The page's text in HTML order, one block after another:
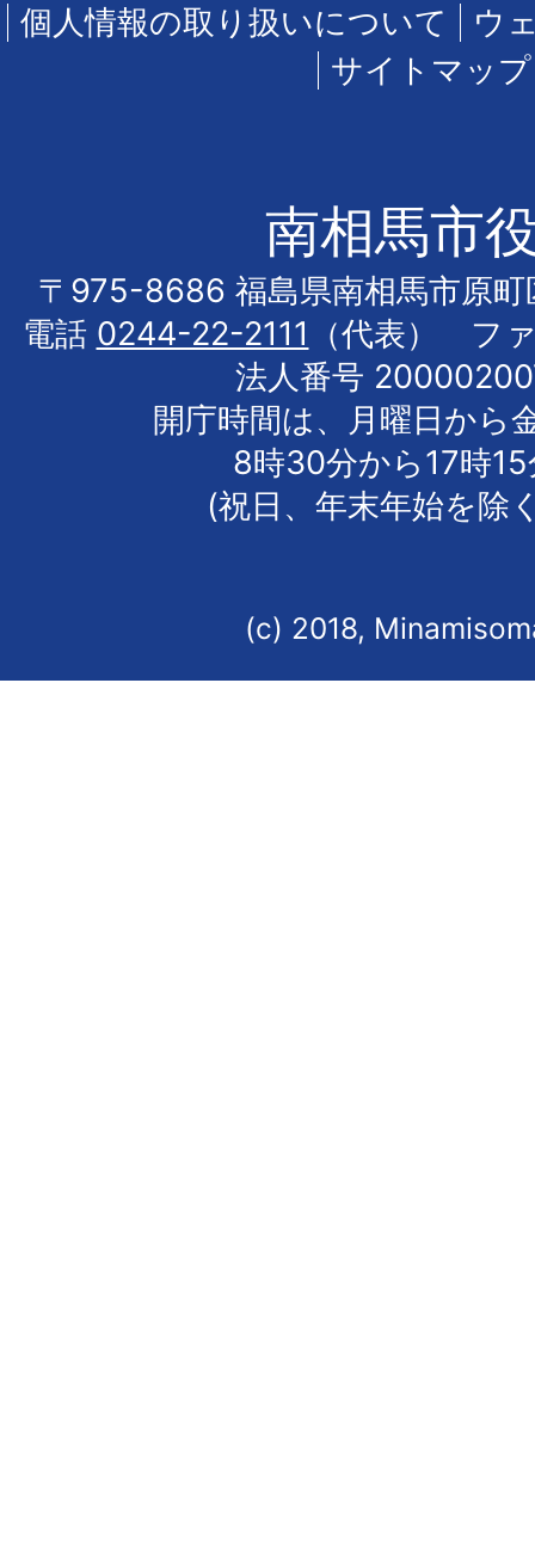
個人情報の取り扱いについて
ウ
サイトマップ
南相馬市
〒975-8686 福島県南相馬市原町
電話 0244-22-2111
（代表） フ
法人番号
開庁時間は、月曜日から
8時30分から17時
(祝日、年末年始を除
(c) 2018,